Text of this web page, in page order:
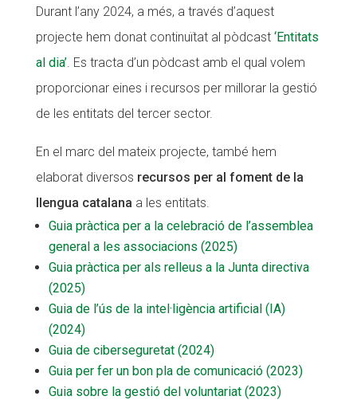
Durant l’any 2024, a més, a través d’aquest
projecte hem donat continuïtat al pòdcast ‘Entitats
al dia’. Es tracta d’un pòdcast amb el qual volem
proporcionar eines i recursos per millorar la gestió
de les entitats del tercer sector.
En el marc del mateix projecte, també hem
elaborat diversos recursos per al foment de la
llengua catalana a les entitats.
Guia pràctica per a la celebració de l’assemblea
general a les associacions (2025)
Guia pràctica per als relleus a la Junta directiva
(2025)
Guia de l’ús de la intel·ligència artificial (IA)
(2024)
Guia de ciberseguretat (2024)
Guia per fer un bon pla de comunicació (2023)
Guia sobre la gestió del voluntariat (2023)
Proposta educativa
ACTUALITAT
Notícies
Butlletins
Diari de la Fundació
Fundesplai als mitjans
Xarxes socials
COL·LABORA
Fes voluntariat
Fes un donatiu
Treballa amb nosaltres
Proposta educativa
ACTUALITAT
Notícies
Butlletins
Diari de la Fundació
Fundesplai als mitjans
Xarxes socials
COL·LABORA
Fes voluntariat
Fes un donatiu
Treballa amb nosaltres